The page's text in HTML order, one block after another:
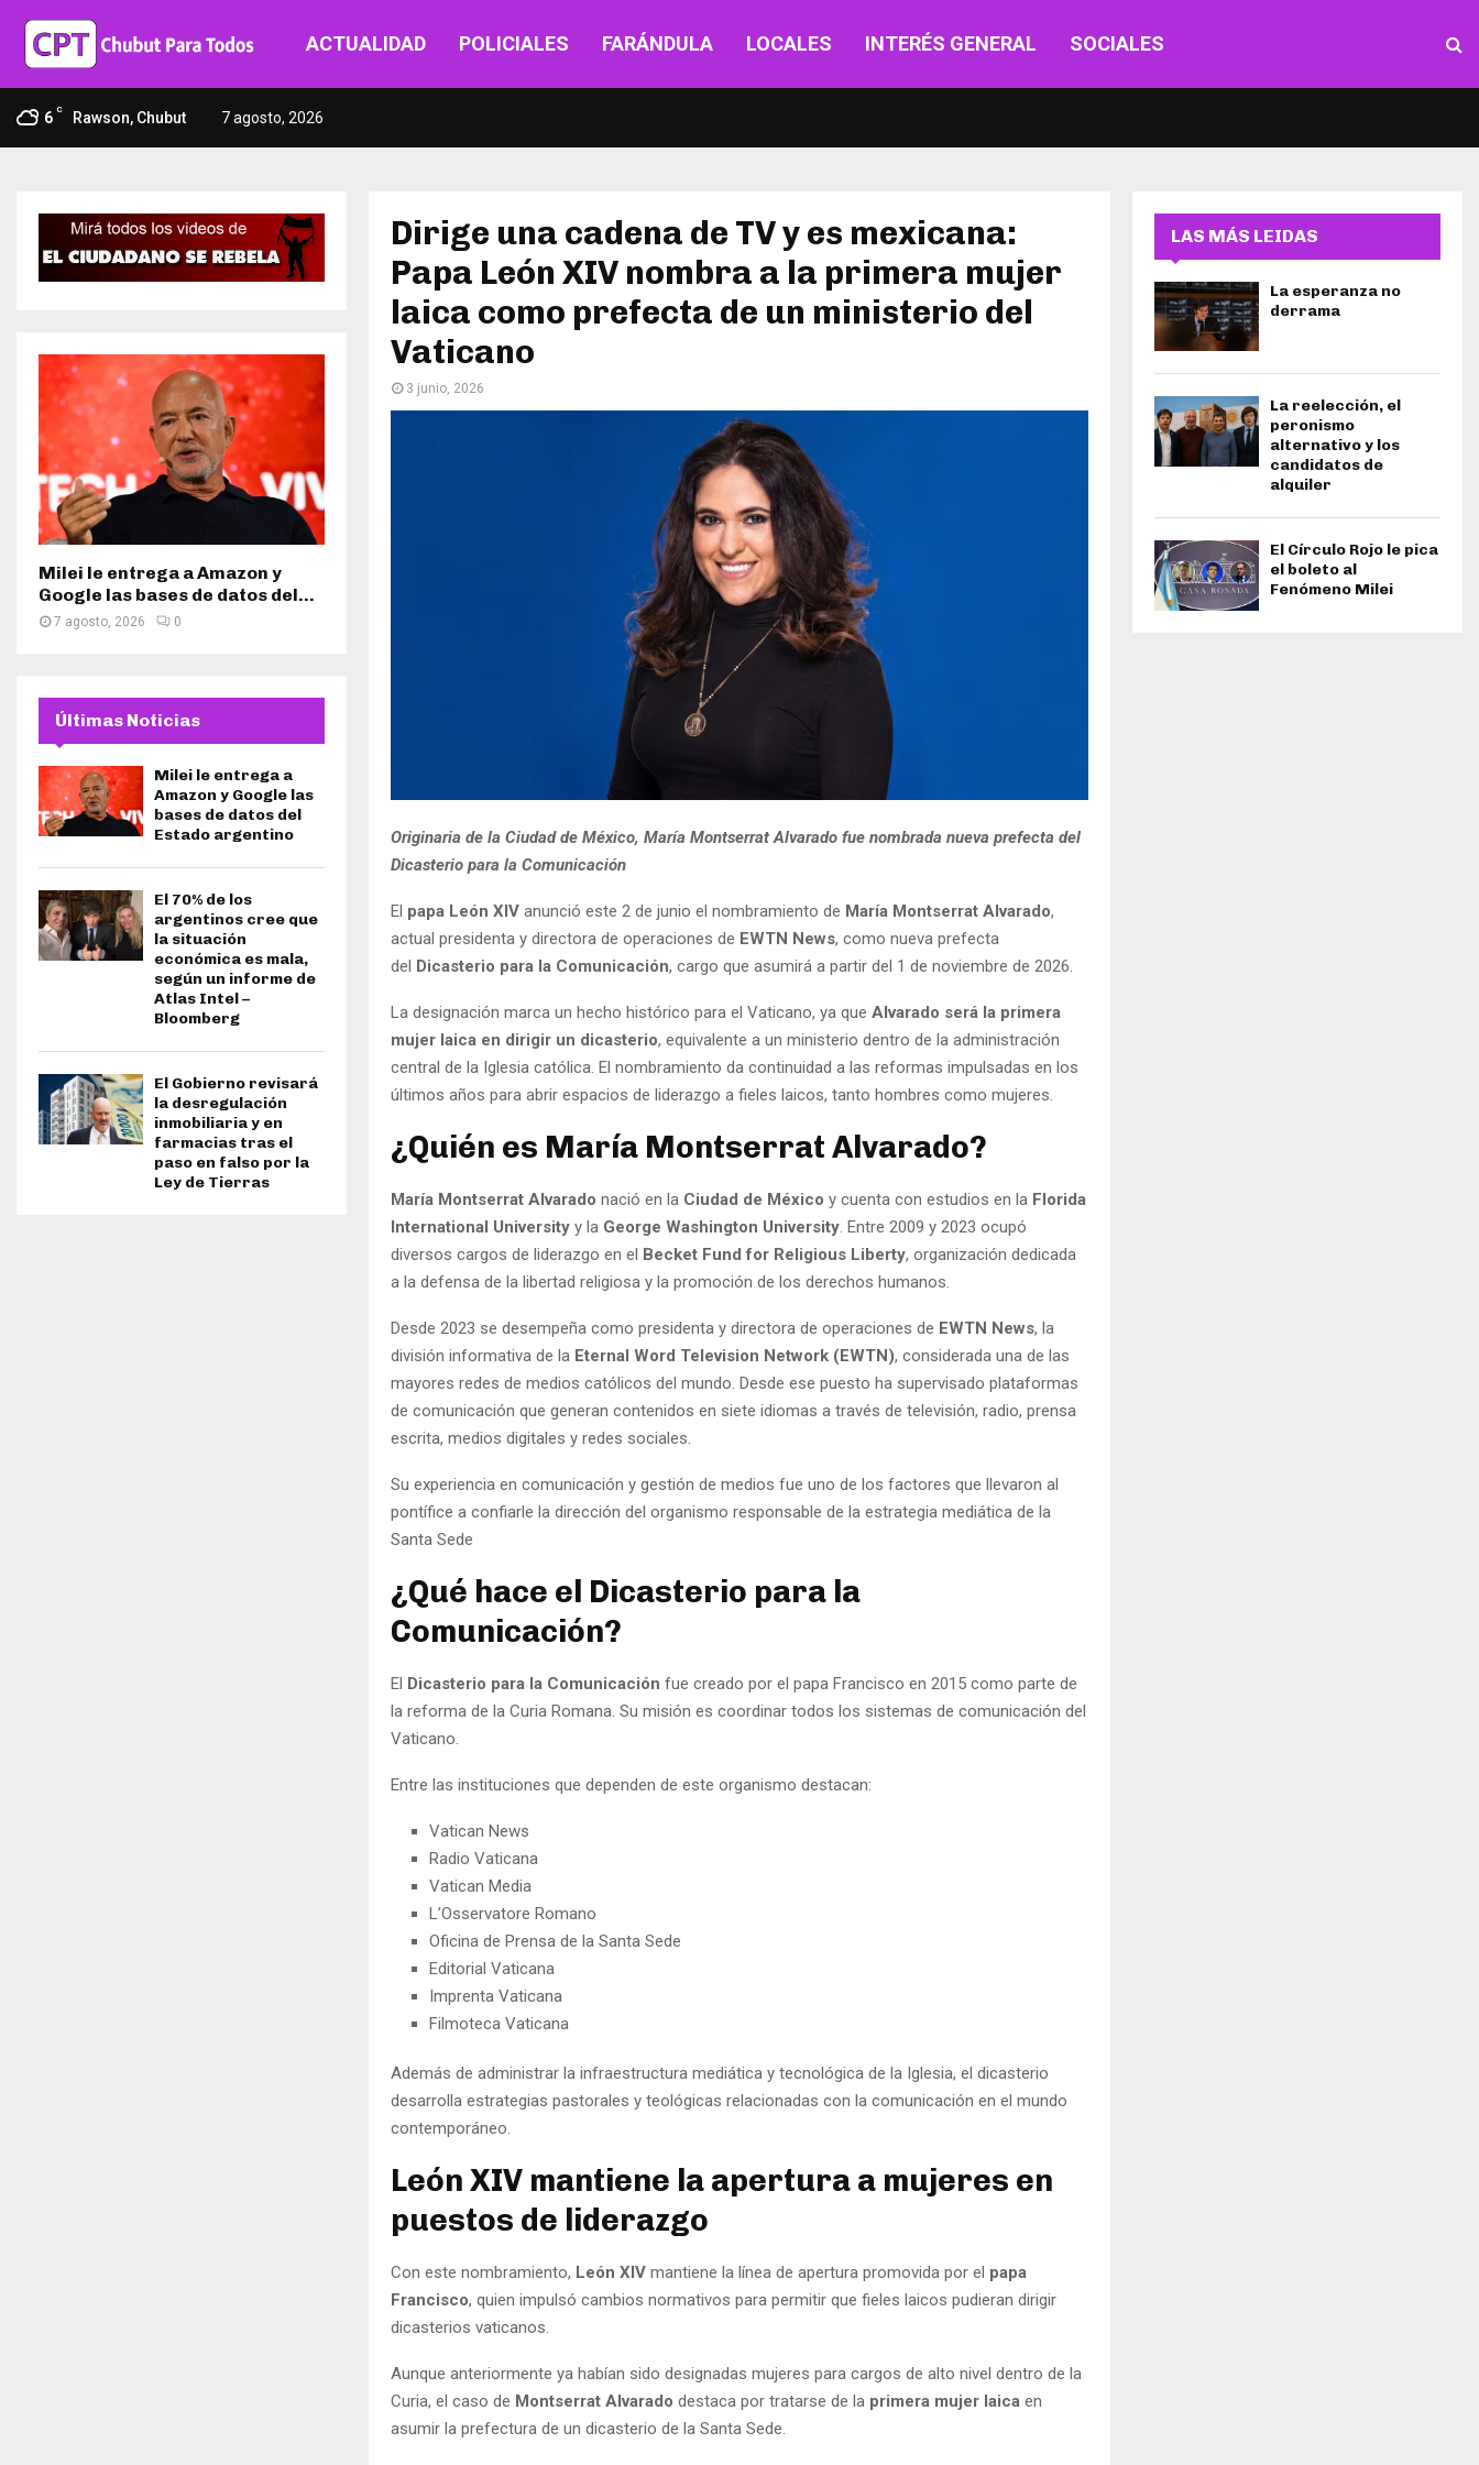
ACTUALIDAD POLICIALES FARÁNDULA LOCALES INTERÉS GENERAL SOCIALES
6 C Rawson, Chubut 7 agosto, 2026
Dirige una cadena de TV y es mexicana:
Papa León XIV nombra a la primera mujer
laica como prefecta de un ministerio del
Vaticano
3 junio, 2026
Originaria de la Ciudad de México, María Montserrat Alvarado fue nombrada nueva prefecta del
Dicasterio para la Comunicación
El papa León XIV anunció este 2 de junio el nombramiento de María Montserrat Alvarado,
actual presidenta y directora de operaciones de EWTN News, como nueva prefecta
del
Dicasterio para la Comunicación, cargo que asumirá a partir del 1 de noviembre de 2026.
La designación marca un hecho histórico para el Vaticano, ya que Alvarado será la primera
mujer laica en dirigir un dicasterio, equivalente a un ministerio dentro de la administración
central de la Iglesia católica. El nombramiento da continuidad a las reformas impulsadas en los
últimos años para abrir espacios de liderazgo a fieles laicos, tanto hombres como mujeres.
¿Quién es María Montserrat Alvarado?
María Montserrat Alvarado nació en la Ciudad de México y cuenta con estudios en la Florida
International University y la George Washington University. Entre 2009 y 2023 ocupó
diversos cargos de liderazgo en el
Becket Fund for Religious Liberty, organización dedicada
a la defensa de la libertad religiosa y la promoción de los derechos humanos.
Desde 2023 se desempeña como presidenta y directora de operaciones de EWTN News, la
división informativa de la Eternal Word Television Network (EWTN), considerada una de las
mayores redes de medios católicos del mundo. Desde ese puesto ha supervisado plataformas
de comunicación que generan contenidos en siete idiomas a través de televisión, radio, prensa
escrita, medios digitales y redes sociales.
Su experiencia en comunicación y gestión de medios fue uno de los factores que llevaron al
pontífice a confiarle la dirección del organismo responsable de la estrategia mediática de la
Santa Sede
¿Qué hace el Dicasterio para la
Comunicación?
El Dicasterio para la Comunicación fue creado por el papa Francisco en 2015 como parte de
la reforma de la Curia Romana. Su misión es coordinar todos los sistemas de comunicación del
Vaticano.
Entre las instituciones que dependen de este organismo destacan:
Vatican News
Radio Vaticana
Vatican Media
L’Osservatore Romano
Oficina de Prensa de la Santa Sede
Editorial Vaticana
Imprenta Vaticana
Filmoteca Vaticana
Además de administrar la infraestructura mediática y tecnológica de la Iglesia, el dicasterio
desarrolla estrategias pastorales y teológicas relacionadas con la comunicación en el mundo
contemporáneo.
León XIV mantiene la apertura a mujeres en
puestos de liderazgo
Con este nombramiento, León XIV mantiene la línea de apertura promovida por el papa
Francisco, quien impulsó cambios normativos para permitir que fieles laicos pudieran dirigir
dicasterios vaticanos.
Aunque anteriormente ya habían sido designadas mujeres para cargos de alto nivel dentro de la
Curia, el caso de Montserrat Alvarado destaca por tratarse de la primera mujer laica en
asumir la prefectura de un dicasterio de la Santa Sede.
Milei le entrega a Amazon y
Google las bases de datos del...
7 agosto, 2026 0
Últimas Noticias
Milei le entrega a
Amazon y Google las
bases de datos del
Estado argentino
El 70% de los
argentinos cree que
la situación
económica es mala,
según un informe de
Atlas Intel –
Bloomberg
El Gobierno revisará
la desregulación
inmobiliaria y en
farmacias tras el
paso en falso por la
Ley de Tierras
LAS MÁS LEIDAS
La esperanza no
derrama
La reelección, el
peronismo
alternativo y los
candidatos de
alquiler
El Círculo Rojo le pica
el boleto al
Fenómeno Milei